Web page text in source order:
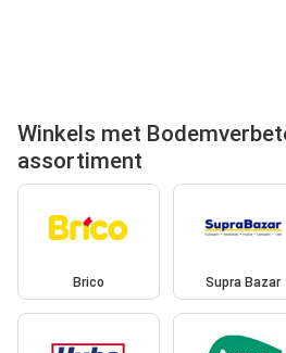
Winkels met
assortiment
Brico Supra Bazar